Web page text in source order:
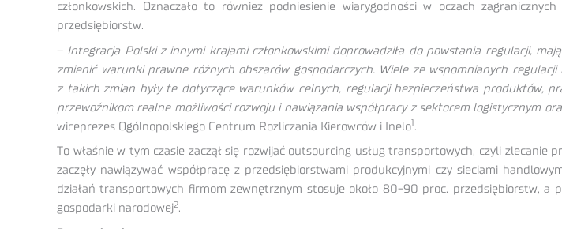
członkowskich. Oznaczało to również podniesienie wiarygodności w oczach
przedsiębiorstw.
– Integracja Polski z innymi krajami członkowskimi doprowadziła do powstania regulacji,
zmienić warunki prawne różnych obszarów gospodarczych. Wiele ze wspomnianych
z takich zmian były te dotyczące warunków celnych, regulacji bezpieczeństwa produktów,
przewoźnikom realne możliwości rozwoju i nawiązania współpracy z sektorem logistycznym
wiceprezes Ogólnopolskiego Centrum Rozliczania Kierowców i Inelo1 .
To właśnie w tym czasie zaczął się rozwijać outsourcing usług transportowych, czyli
zaczęły nawiązywać współpracę z przedsiębiorstwami produkcyjnymi czy sieciami
działań transportowych firmom zewnętrznym stosuje około 80-90 proc. przedsiębiorstw, a
gospodarki narodowej2.